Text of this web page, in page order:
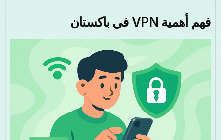
فهم أهمية VPN في باكستان